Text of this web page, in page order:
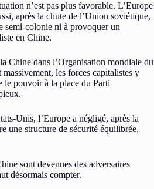
n’est pas plus favorable. L’Europe
après la chute de l’Union soviétique,
semi-colonie ni à provoquer un
en Chine.
Chine dans l’Organisation mondiale du
les forces capitalistes y
le pouvoir à la place du Parti
Unis, l’Europe a négligé, après la
une structure de sécurité équilibrée,
sont devenues des adversaires
désormais compter.